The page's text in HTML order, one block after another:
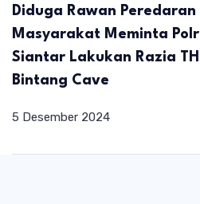
Diduga Rawan
Masyarakat Meminta
Siantar Lakukan Razia
Bintang Cave
5 Desember 2024